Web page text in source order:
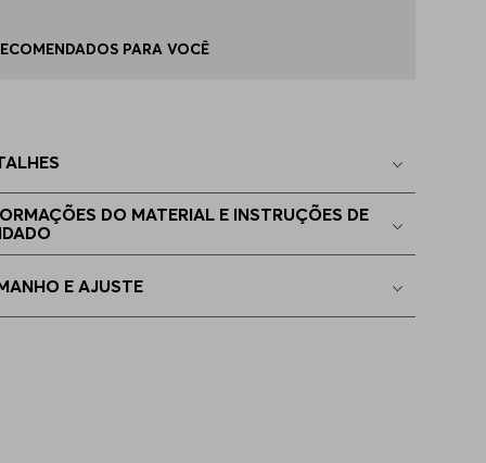
PARA VOCÊ
DO MATERIAL E INSTRUÇÕES DE
E AJUSTE